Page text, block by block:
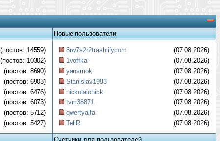
Новые пользователи
(постов: 14559)
(постов: 10302)
(постов: 8690)
(постов: 6903)
(постов: 6476)
(постов: 6073)
(постов: 5712)
(постов: 5427)
8rw7s2r2trashlifycom
(07.08.2026)
1voffka
(07.08.2026)
yansmok
(07.08.2026)
Stanislav1993
(07.08.2026)
nickolaichick
(07.08.2026)
tvm38871
(07.08.2026)
qwertyalfa
(07.08.2026)
TellR
(07.08.2026)
Счетчики для пользователей